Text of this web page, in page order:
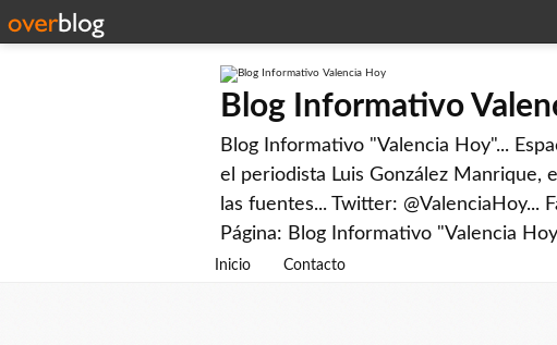
Blog Informativo
Blog Informativo "Valencia Hoy"...
el periodista Luis González Manrique,
las fuentes... Twitter: @ValenciaHoy...
Página: Blog Informativo "Valencia
Inicio Contacto